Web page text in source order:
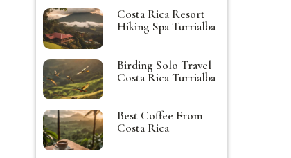
Costa Rica Resort
Hiking Spa Turrialba
Birding Solo Travel
Costa Rica Turrialba
Best Coffee From
Costa Rica